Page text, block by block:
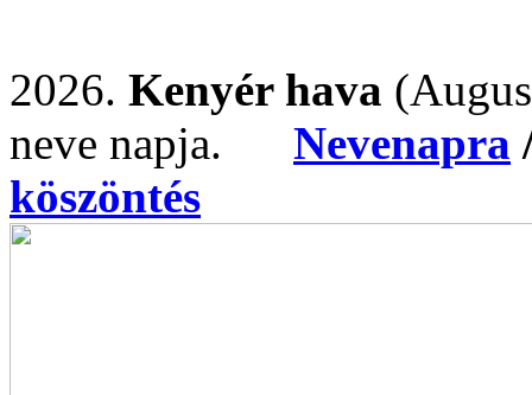
2026. Kenyér hava
neve napja. Nevenapra
köszöntés